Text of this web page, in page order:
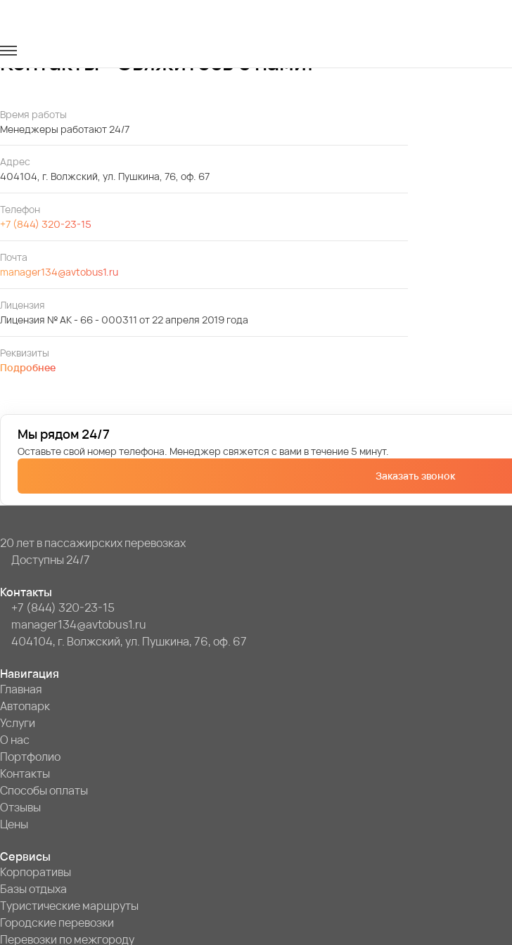
Контакты - Свяжитесь с нами!
Время работы
Менеджеры работают 24/7
Адрес
404104, г. Волжский, ул. Пушкина, 76, оф. 67
Телефон
+7 (844) 320-23-15
Почта
manager134@avtobus1.ru
Лицензия
Лицензия № АК - 66 - 000311 от 22 апреля 2019 года
Реквизиты
Подробнее
Мы рядом 24/7
Оставьте свой номер телефона. Менеджер свяжется с вами в течение 5 минут.
Заказать звонок
20 лет в пассажирских перевозках
Доступны 24/7
Контакты
+7 (844) 320-23-15
manager134@avtobus1.ru
404104, г. Волжский, ул. Пушкина, 76, оф. 67
Навигация
Главная
Автопарк
Услуги
О нас
Портфолио
Контакты
Способы оплаты
Отзывы
Цены
Сервисы
Корпоративы
Базы отдыха
Туристические маршруты
Городские перевозки
Перевозки по межгороду